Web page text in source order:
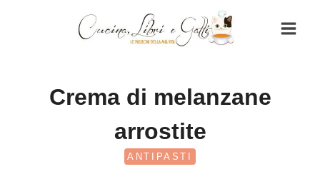
Crema di melanzane
arrostite
ANTIPASTI